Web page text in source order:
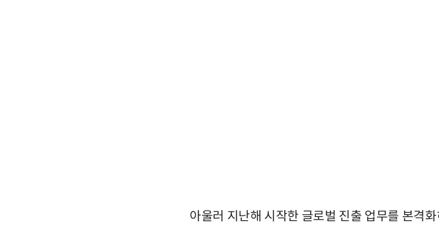
아울러 지난해 시작한 글로벌 진출 업무를 본격